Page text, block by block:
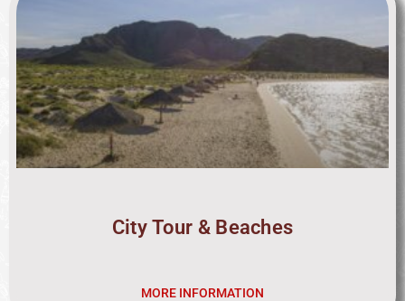
City Tour & Beaches
MORE INFORMATION